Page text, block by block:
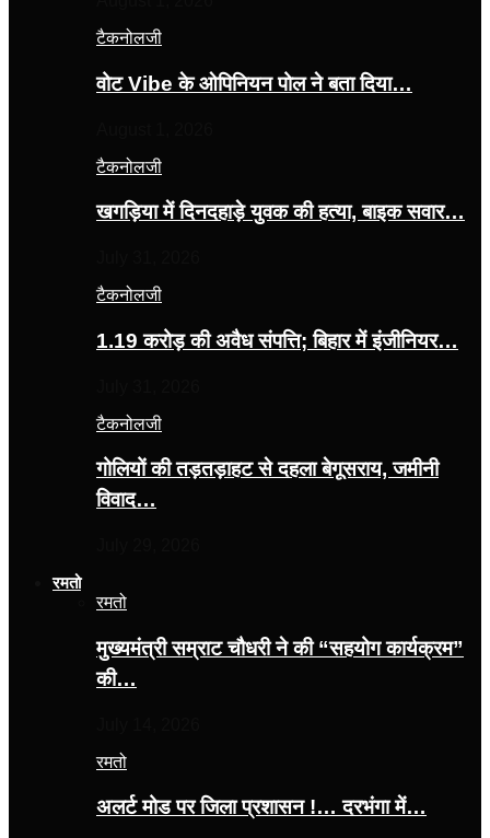
टैकनोलजी
वोट Vibe के ओपिनियन पोल ने बता दिया…
टैकनोलजी
खगड़िया में दिनदहाड़े युवक की हत्या, बाइक सवार…
टैकनोलजी
1.19 करोड़ की अवैध संपत्ति; बिहार में इंजीनियर…
टैकनोलजी
गोलियों की तड़तड़ाहट से दहला बेगूसराय, जमीनी
विवाद…
रमतो
रमतो
मुख्यमंत्री सम्राट चौधरी ने की “सहयोग कार्यक्रम”
की…
रमतो
अलर्ट मोड पर जिला प्रशासन !… दरभंगा में…